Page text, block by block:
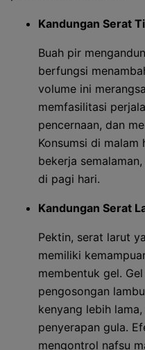
Kandungan Serat
Buah pir
berfungsi
volume ini
memfasilitasi
pencernaan, dan
Konsumsi di malam
bekerja
di pagi hari.
Kandungan Serat
Pektin, serat larut
memiliki
membentuk gel.
pengosongan
kenyang lebih
penyerapan gula.
mengontrol nafsu